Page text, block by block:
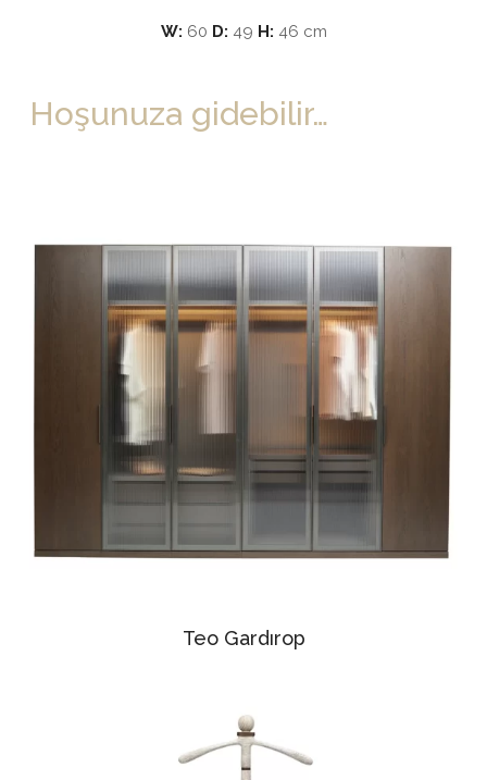
W: 60 D: 49 H: 46 cm
Hoşunuza gidebilir…
Teo Gardırop